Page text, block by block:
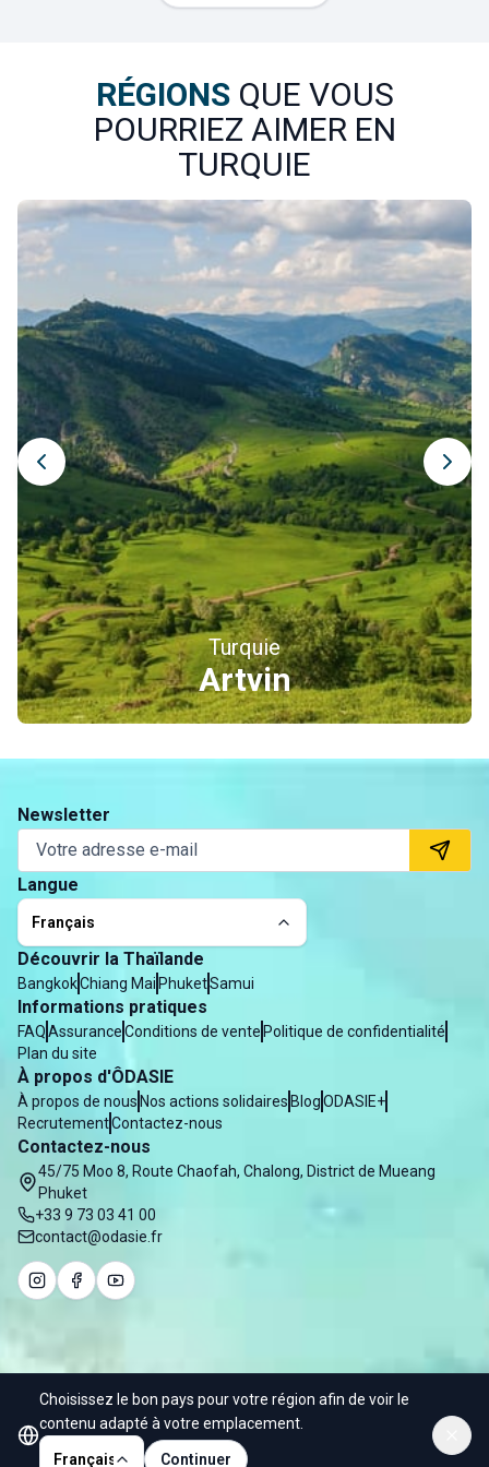
émergent au-dessus des eaux et de prendre la mesure des
transformations qu'a connues le site. Entre nature et
histoire, cette navigation offre l'un des meilleurs moyens
de comprendre l'ampleur du changement vécu par
Hasankeyf.
RÉGIONS QUE VOUS
POURRIEZ AIMER EN
TURQUIE
Turquie
Erzincan
Newsletter
Langue
Français
Découvrir la Thaïlande
BangkokChiang Mai PhuketSamui
Informations pratiques
FAQAssuranceConditions de vente Politique de confidentialité
Plan du site
À propos d'ÔDASIE
À propos de nous Nos actions solidaires BlogODASIE+
RecrutementContactez-nous
Contactez-nous
45/75 Moo 8, Route Chaofah, Chalong, District de Mueang
Phuket
+33 9 73 03 41 00
contact@odasie.fr
© 2025 Odasie - Water of Asia Co. Ltd
Choisissez le bon pays pour votre région afin de voir le
contenu adapté à votre emplacement.
Français Continuer